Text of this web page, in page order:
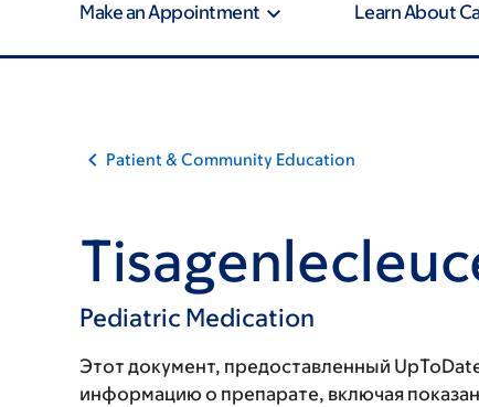
Make an Appointment Learn About
Patient & Community Education
Pediatric Medication
Этот документ, предоставленный
информацию о препарате, включая